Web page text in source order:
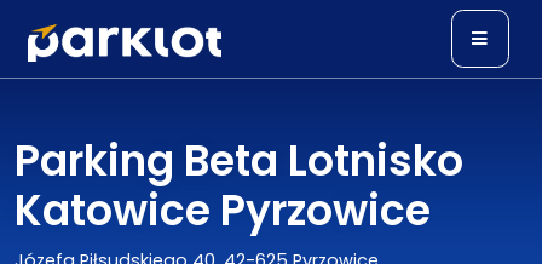
Parking Beta Lotnisko
Katowice Pyrzowice